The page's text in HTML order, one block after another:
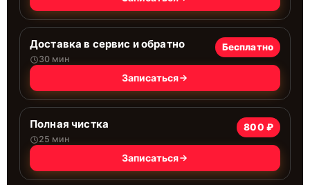
Доставка в сервис и обратно
30 мин
Бесплатно
Записаться
Полная чистка
25 мин
800 ₽
Записаться